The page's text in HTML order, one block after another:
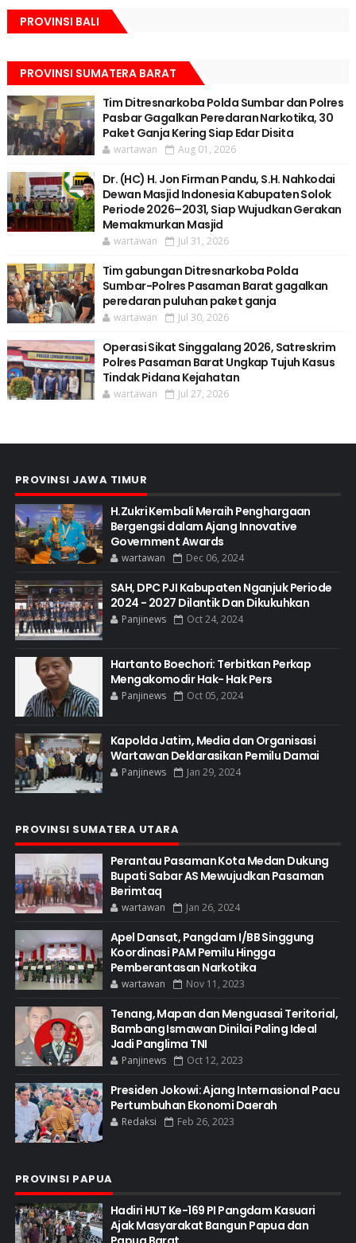
PROVINSI BALI
PROVINSI SUMATERA BARAT
Tim Ditresnarkoba Polda Sumbar dan Polres
Pasbar Gagalkan Peredaran Narkotika, 30
Paket Ganja Kering Siap Edar Disita
wartawan Aug 01, 2026
Dr. (HC) H. Jon Firman Pandu, S.H. Nahkodai
Dewan Masjid Indonesia Kabupaten Solok
Periode 2026–2031, Siap Wujudkan Gerakan
Memakmurkan Masjid
wartawan Jul 31, 2026
Tim gabungan Ditresnarkoba Polda
Sumbar-Polres Pasaman Barat gagalkan
peredaran puluhan paket ganja
wartawan Jul 30, 2026
Operasi Sikat Singgalang 2026, Satreskrim
Polres Pasaman Barat Ungkap Tujuh Kasus
Tindak Pidana Kejahatan
wartawan Jul 27, 2026
PROVINSI JAWA TIMUR
H.Zukri Kembali Meraih Penghargaan
Bergengsi dalam Ajang Innovative
Government Awards
wartawan Dec 06, 2024
SAH, DPC PJI Kabupaten Nganjuk Periode
2024 - 2027 Dilantik Dan Dikukuhkan
Panjinews Oct 24, 2024
Hartanto Boechori: Terbitkan Perkap
Mengakomodir Hak- Hak Pers
Panjinews Oct 05, 2024
Kapolda Jatim, Media dan Organisasi
Wartawan Deklarasikan Pemilu Damai
Panjinews Jan 29, 2024
PROVINSI SUMATERA UTARA
Perantau Pasaman Kota Medan Dukung
Bupati Sabar AS Mewujudkan Pasaman
Berimtaq
wartawan Jan 26, 2024
Apel Dansat, Pangdam I/BB Singgung
Koordinasi PAM Pemilu Hingga
Pemberantasan Narkotika
wartawan Nov 11, 2023
Tenang, Mapan dan Menguasai Teritorial,
Bambang Ismawan Dinilai Paling Ideal
Jadi Panglima TNI
Panjinews Oct 12, 2023
Presiden Jokowi: Ajang Internasional Pacu
Pertumbuhan Ekonomi Daerah
Redaksi Feb 26, 2023
PROVINSI PAPUA
Hadiri HUT Ke-169 PI Pangdam Kasuari
Ajak Masyarakat Bangun Papua dan